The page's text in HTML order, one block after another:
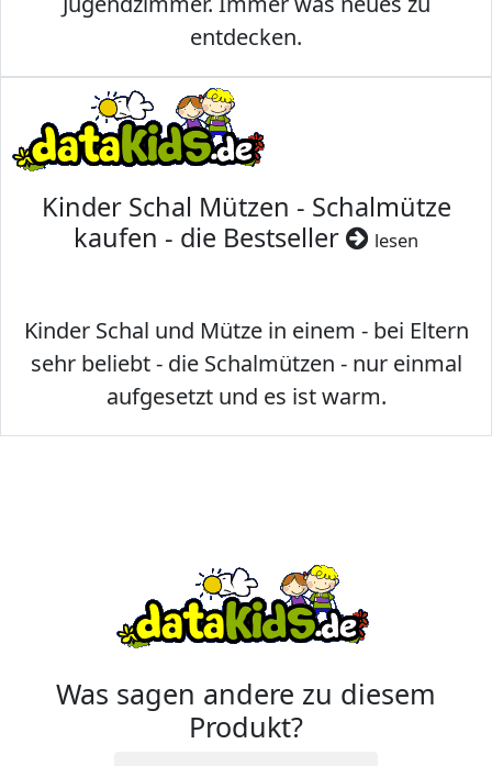
entdecken.
Kinder Schal Mützen - Schalmütze
kaufen - die Bestseller
lesen
Kinder Schal und Mütze in einem - bei Eltern
sehr beliebt - die Schalmützen - nur einmal
aufgesetzt und es ist warm.
Was sagen andere zu diesem
Produkt?